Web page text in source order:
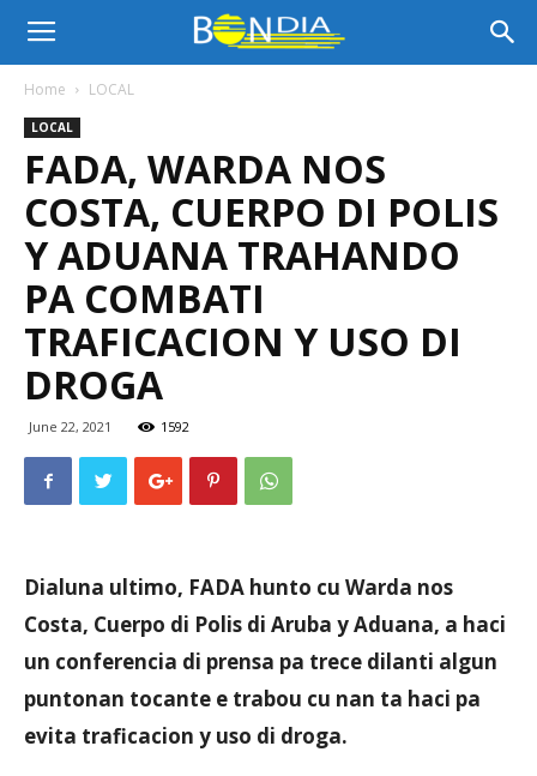
Bon
Dia
Aruba
Noticia
Aruba
Home LOCAL
LOCAL
FADA, WARDA NOS
COSTA, CUERPO DI POLIS
Y ADUANA TRAHANDO
PA COMBATI
TRAFICACION Y USO DI
DROGA
June 22, 2021 1592
Dialuna ultimo, FADA hunto cu Warda nos
Costa, Cuerpo di Polis di Aruba y Aduana, a haci
un conferencia di prensa pa trece dilanti algun
puntonan tocante e trabou cu nan ta haci pa
evita traficacion y uso di droga.